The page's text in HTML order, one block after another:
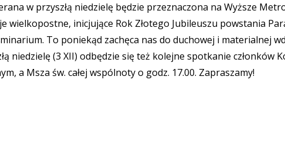
w przyszłą niedzielę będzie przeznaczona na Wyższe
wielkopostne, inicjujące Rok Złotego Jubileuszu powstania
To poniekąd zachęca nas do duchowej i materialnej
niedzielę (3 XII) odbędzie się też kolejne spotkanie członków
a Msza św. całej wspólnoty o godz. 17.00. Zapraszamy!